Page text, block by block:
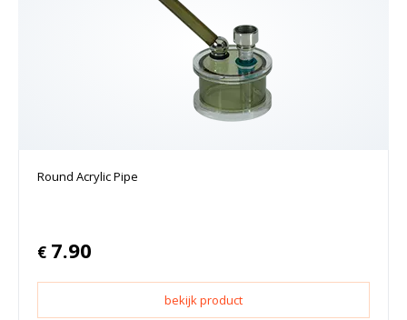
Round Acrylic Pipe
€ 7.90
bekijk product